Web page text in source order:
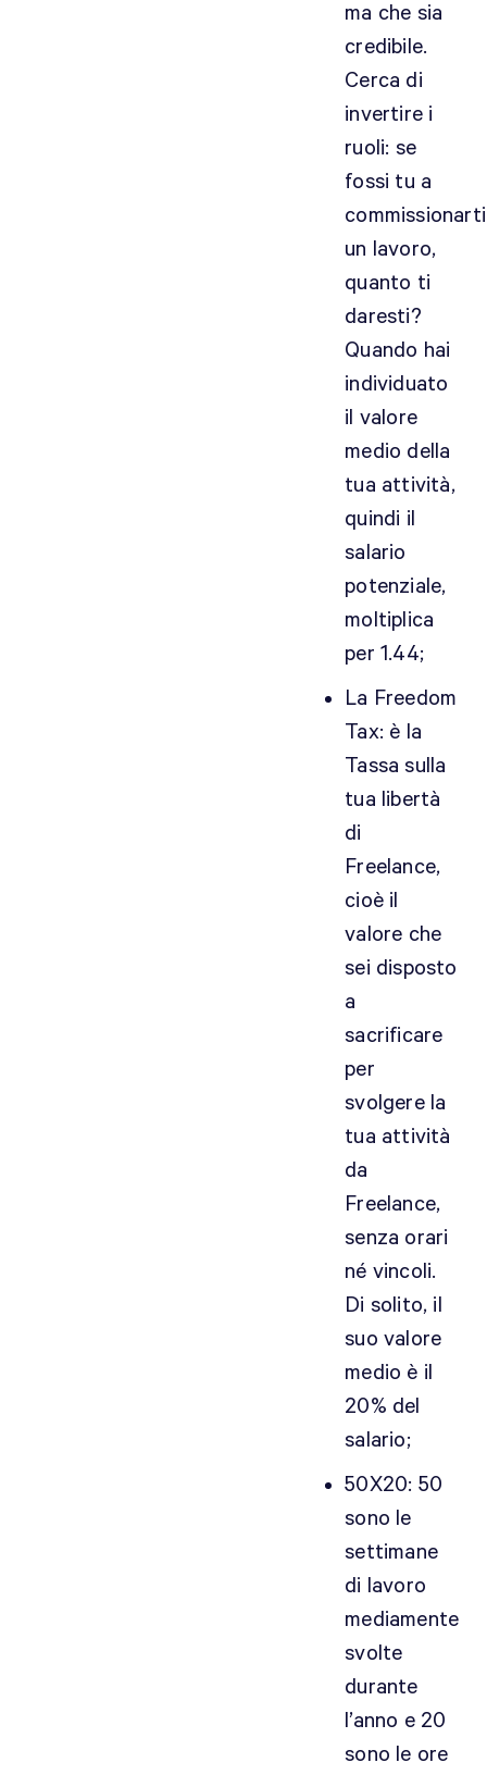
ma che sia
credibile.
Cerca di
invertire i
ruoli: se
fossi tu a
commissionarti
un lavoro,
quanto ti
daresti?
Quando hai
individuato
il valore
medio della
tua attività,
quindi il
salario
potenziale,
moltiplica
per 1.44;
La Freedom
Tax: è la
Tassa sulla
tua libertà
di
Freelance,
cioè il
valore che
sei disposto
a
sacrificare
per
svolgere la
tua attività
da
Freelance,
senza orari
né vincoli.
Di solito, il
suo valore
medio è il
20% del
salario;
50X20: 50
sono le
settimane
di lavoro
mediamente
svolte
durante
l’anno e 20
sono le ore